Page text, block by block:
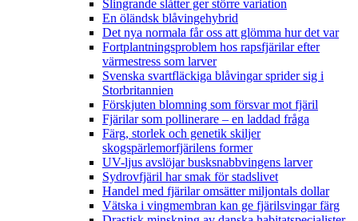
Slingrande slåtter ger större variation
En öländsk blåvingehybrid
Det nya normala får oss att glömma hur det var
Fortplantningsproblem hos rapsfjärilar efter
värmestress som larver
Svenska svartfläckiga blåvingar sprider sig i
Storbritannien
Förskjuten blomning som försvar mot fjäril
Fjärilar som pollinerare – en laddad fråga
Färg, storlek och genetik skiljer
skogspärlemorfjärilens former
UV-ljus avslöjar busksnabbvingens larver
Sydrovfjäril har smak för stadslivet
Handel med fjärilar omsätter miljontals dollar
Vätska i vingmembran kan ge fjärilsvingar färg